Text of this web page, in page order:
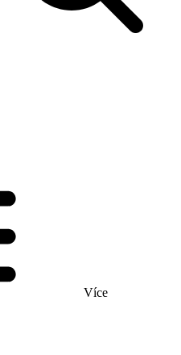
Více